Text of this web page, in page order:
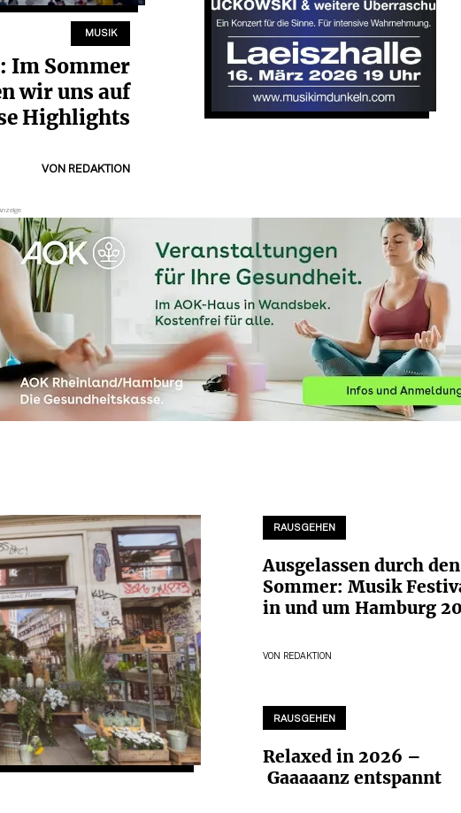
MUSIK
Im Sommer
wir uns auf
Highlights
VON REDAKTION
RAUSGEHEN
Ausgelassen durch den
Sommer: Musik
in und um Hamburg
VON REDAKTION
RAUSGEHEN
Relaxed in 2026 –
Gaaaaanz entspannt